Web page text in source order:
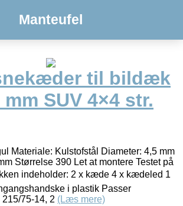
Manteufel
til bildæk
SUV 4×4 str.
Materiale: Kulstofstål Diameter: 4,5 mm
Størrelse 390 Let at montere Testet på
indeholder: 2 x kæde 4 x kædeled 1
i plastik Passer
75-14, 2 (Læs mere)